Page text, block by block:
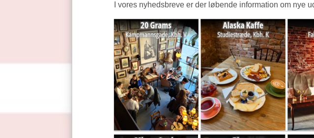
I vores nyhedsbreve er der løbende information om nye